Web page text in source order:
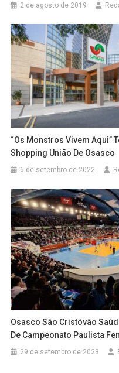
2 de agosto de 2019
“Os Monstros Vivem Aqui”
Shopping União De Osasco
6 de setembro de 2022
Osasco São Cristóvão
De Campeonato Paulista
29 de setembro de 2023